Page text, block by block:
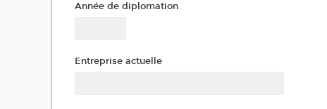
Année de diplomation
Entreprise actuelle